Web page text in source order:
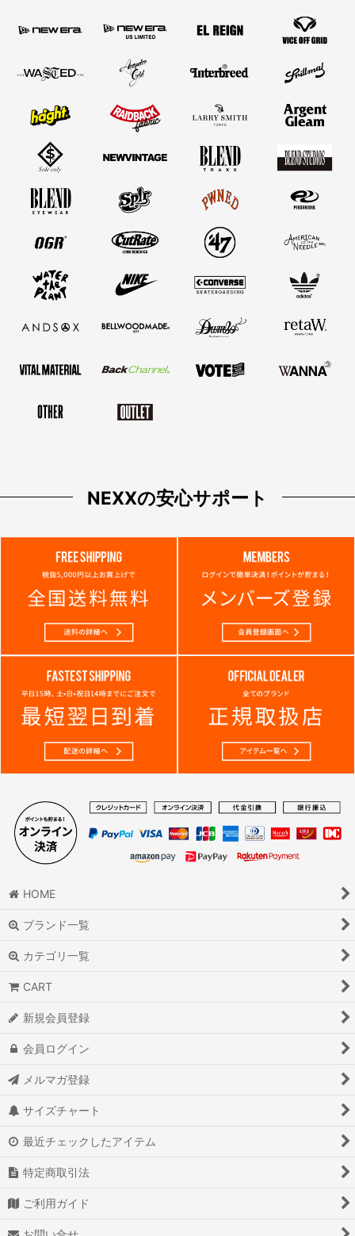
NEXXの安心サポート
HOME
ブランド一覧
カテゴリ一覧
CART
新規会員登録
会員ログイン
メルマガ登録
サイズチャート
最近チェックしたアイテム
特定商取引法
ご利用ガイド